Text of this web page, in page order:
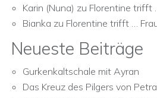
Karin (Nuna) zu Florentine trifft
Bianka zu Florentine trifft …
Neueste Beiträge
Gurkenkaltschale mit Ayran
Das Kreuz des Pilgers von